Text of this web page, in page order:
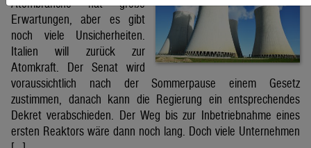
Atombranche hat große
Erwartungen, aber es gibt
noch viele Unsicherheiten.
Italien will zurück zur
Atomkraft. Der Senat wird
voraussichtlich nach der Sommerpause einem Gesetz
zustimmen, danach kann die Regierung ein entsprechendes
Dekret verabschieden. Der Weg bis zur Inbetriebnahme eines
ersten Reaktors wäre dann noch lang. Doch viele Unternehmen